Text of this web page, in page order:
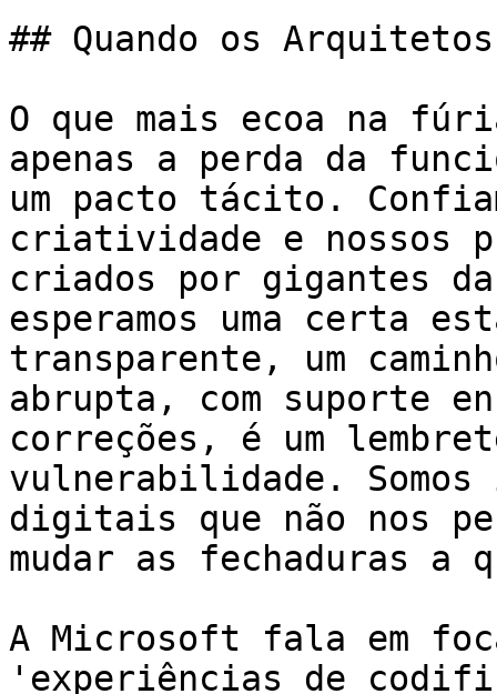
## Quando os
O que mais ecoa na
apenas a perda da
um pacto tácito.
criatividade e nossos
criados por gigantes
esperamos uma certa
transparente, um
abrupta, com suporte
correções, é um
vulnerabilidade.
digitais que não nos
mudar as fechaduras a
A Microsoft fala em
'experiências de